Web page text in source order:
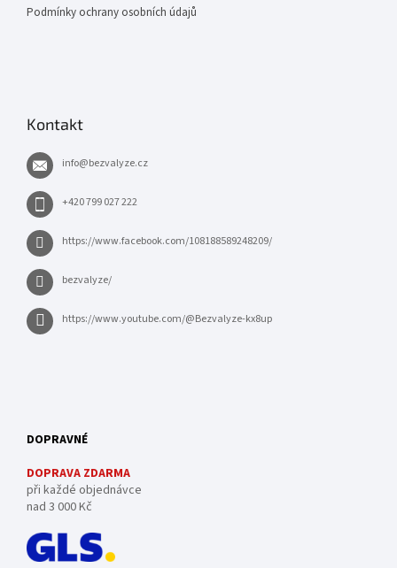
Podmínky ochrany osobních údajů
Kontakt
info@bezvalyze.cz
+420 799 027 222
https://www.facebook.com/108188589248209/
bezvalyze/
https://www.youtube.com/@Bezvalyze-kx8up
DOPRAVNÉ
DOPRAVA ZDARMA
při každé objednávce
nad 3 000 Kč